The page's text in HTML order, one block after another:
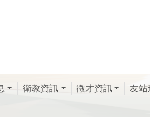
衛教資訊 徵才資訊 友站